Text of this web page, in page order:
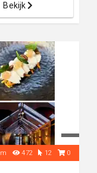
Bekijk
472 12 0